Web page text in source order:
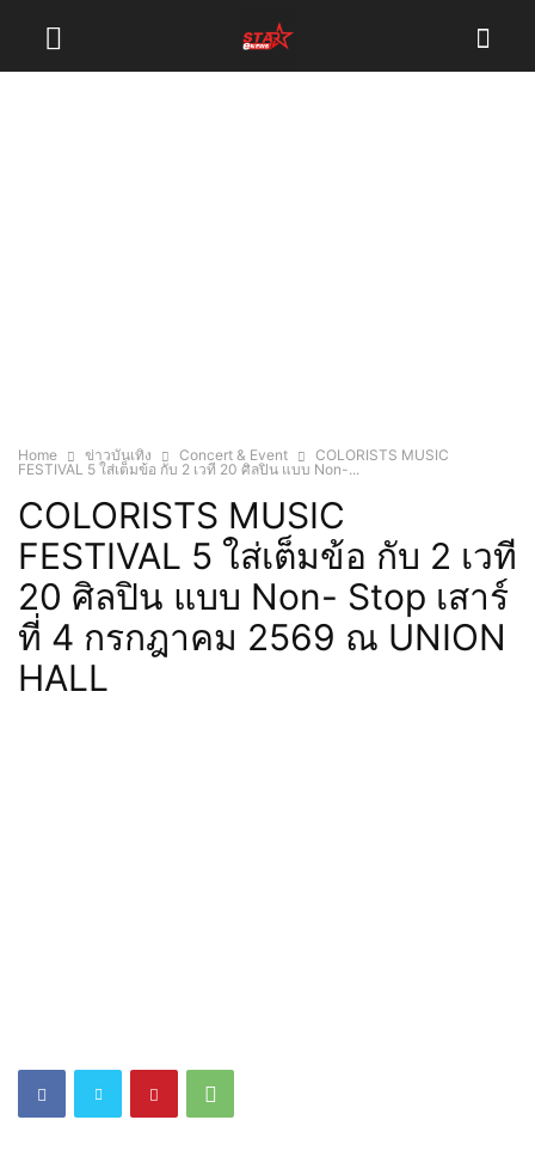
Home ข่าวบันเทิง Concert & Event
COLORISTS MUSIC
FESTIVAL 5 ใส่เต็มข้อ กับ 2 เวที 20 ศิลปิน แบบ Non-...
COLORISTS MUSIC
FESTIVAL 5 ใส่เต็มข้อ กับ 2 เวที
20 ศิลปิน แบบ Non- Stop เสาร์
ที่ 4 กรกฎาคม 2569 ณ UNION
HALL